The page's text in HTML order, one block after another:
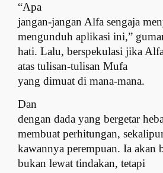
“Apa
jangan-jangan Alfa sengaja
mengunduh aplikasi ini,”
hati. Lalu, berspekulasi jika
atas tulisan-tulisan Mufa
yang dimuat di mana-mana.
Dan
dengan dada yang bergetar
membuat perhitungan,
kawannya perempuan. Ia akan
bukan lewat tindakan, tetapi